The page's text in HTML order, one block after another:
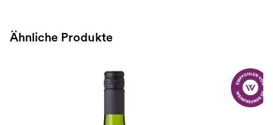
Ähnliche Produkte